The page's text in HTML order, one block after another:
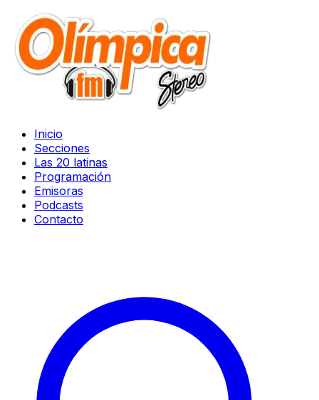
Inicio
Secciones
Las 20 latinas
Programación
Emisoras
Podcasts
Contacto